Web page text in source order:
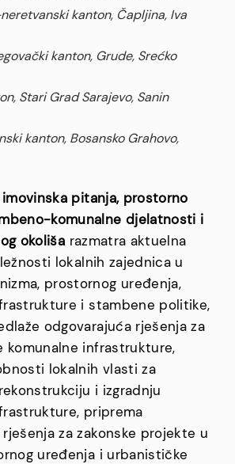
kanton, Čapljina, Iva
kanton, Grude, Srećko
Stari Grad Sarajevo, Sanin
kanton, Bosansko Grahovo,
imovinska pitanja, prostorno
komunalne djelatnosti i
okoliša razmatra aktuelna
lokalnih zajednica u
prostornog uređenja,
i stambene politike,
odgovarajuća rješenja za
komunalne infrastrukture,
lokalnih vlasti za
i izgradnju
priprema
za zakonske projekte u
uređenja i urbanističke